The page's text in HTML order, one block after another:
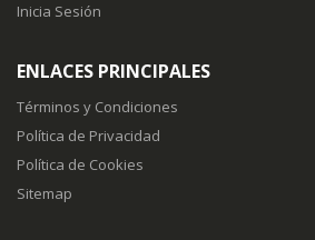
Inicia Sesión
ENLACES PRINCIPALES
Términos y Condiciones
Política de Privacidad
Política de Cookies
Sitemap